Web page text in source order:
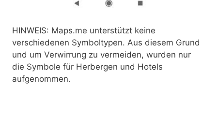
HINWEIS: Maps.me unterstützt keine
verschiedenen Symboltypen. Aus diesem Grund
und um Verwirrung zu vermeiden, wurden nur
die Symbole für Herbergen und Hotels
aufgenommen.